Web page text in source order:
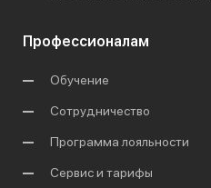
Профессионалам
Обучение
Сотрудничество
Программа лояльности
Сервис и тарифы